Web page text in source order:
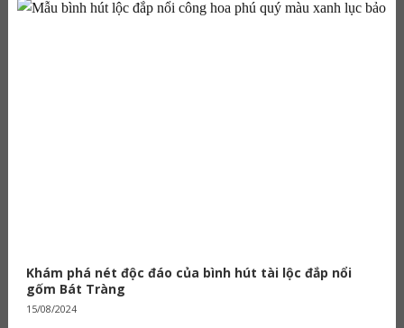
Khám phá nét độc đáo của bình hút tài lộc đắp nổi
gốm Bát Tràng
15/08/2024